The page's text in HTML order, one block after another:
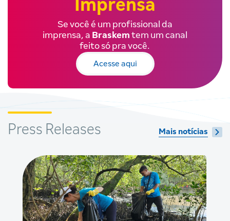
Imprensa
Se você é um profissional da
imprensa, a Braskem tem um canal
feito só pra você.
Acesse aqui
Press Releases Mais notícias